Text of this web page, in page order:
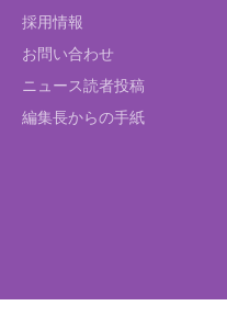
採用情報
お問い合わせ
ニュース読者投稿
編集長からの手紙